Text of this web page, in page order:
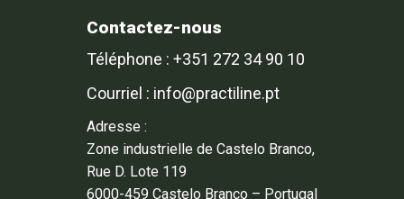
Contactez-nous
Téléphone : +351 272 34 90 10
Courriel : info@practiline.pt
Adresse :
Zone industrielle de Castelo Branco,
Rue D. Lote 119
6000-459 Castelo Branco – Portugal